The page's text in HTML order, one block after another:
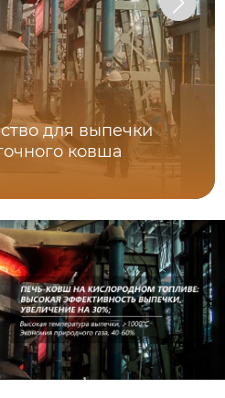
для выпечки
ковша